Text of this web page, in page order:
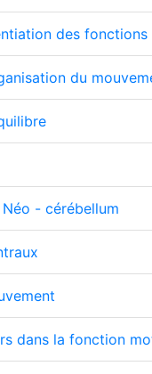
des fonctions
du
- cérébellum
dans la fonction